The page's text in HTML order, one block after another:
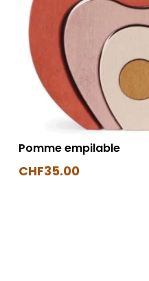
Pomme empilable
CHF35.00